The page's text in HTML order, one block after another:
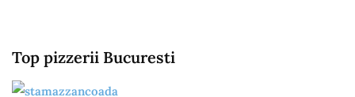
Top pizzerii Bucuresti